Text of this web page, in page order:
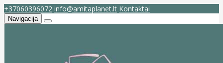
+37060396072 info@amitaplanet.lt Kontaktai
Navigacija